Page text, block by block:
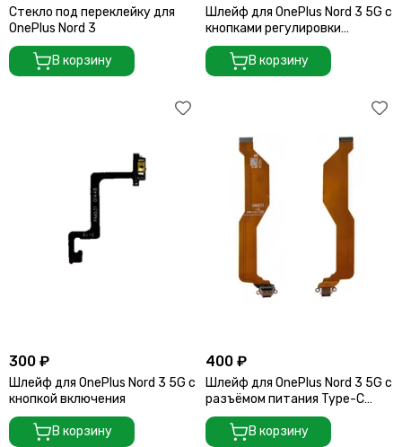
Стекло под переклейку для
OnePlus Nord 3
В корзину
Шлейф для OnePlus Nord 3 5G с
кнопками регулировки
громкости
В корзину
300 ₽
Шлейф для OnePlus Nord 3 5G с
кнопкой включения
В корзину
400 ₽
Шлейф для OnePlus Nord 3 5G с
разъёмом питания Type-C
(UAA531-0 C155)
В корзину